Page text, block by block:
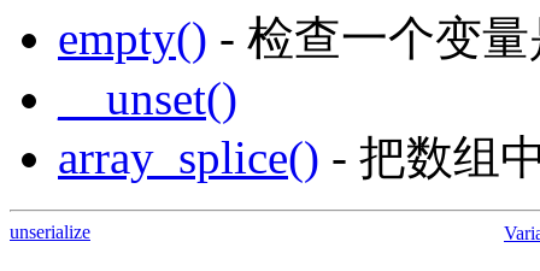
empty() - 检查一个变
__unset()
array_splice() - 把数组
unserialize